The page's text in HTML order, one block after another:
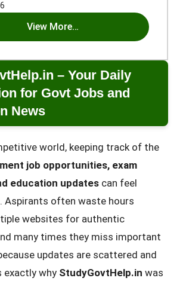
View More…
– Your Daily
for Govt Jobs and
News
world, keeping track of the
job opportunities, exam
education updates can feel
Aspirants often waste hours
websites for authentic
many times they miss important
updates are scattered and
exactly why StudyGovtHelp.in was